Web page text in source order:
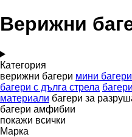
Верижни
Категория
верижни багери мини багери
багери с дълга стрела
материали багери за
багери амфибии
покажи всички
Марка